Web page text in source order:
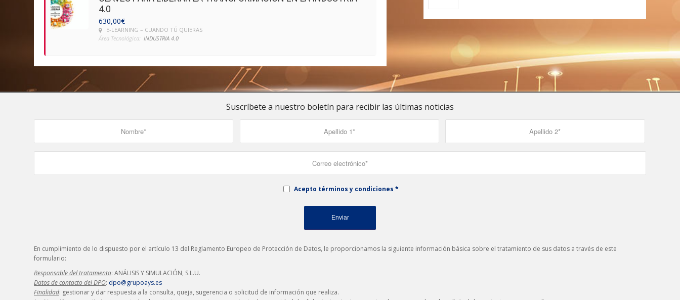
4.0
630,00€
E-LEARNING – CUANDO TÚ QUIERAS
Área Tecnológica: INDUSTRIA 4.0
Suscríbete a nuestro boletín para recibir las últimas noticias
Acepto términos y condiciones *
En cumplimiento de lo dispuesto por el artículo 13 del Reglamento Europeo de Protección de Datos, le proporcionamos la siguiente información básica sobre el tratamiento de sus datos a través de este
formulario:
Responsable del tratamiento: ANÁLISIS Y SIMULACIÓN, S.L.U.
Datos de contacto del DPO: dpo@grupoays.es
Finalidad: gestionar y dar respuesta a la consulta, queja, sugerencia o solicitud de información que realiza.